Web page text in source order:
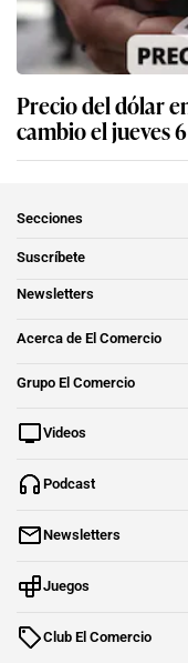
Precio del dólar
cambio el jueves
Secciones
Suscríbete
Newsletters
Acerca de El Comercio
Grupo El Comercio
Videos
Podcast
Newsletters
Juegos
Club El Comercio